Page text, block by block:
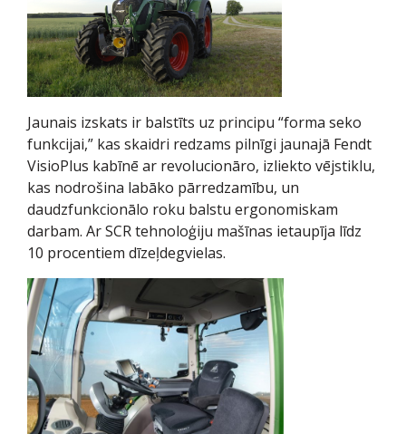
Jaunais izskats ir balstīts uz principu “forma seko
funkcijai,” kas skaidri redzams pilnīgi jaunajā Fendt
VisioPlus kabīnē ar revolucionāro, izliekto vējstiklu,
kas nodrošina labāko pārredzamību, un
daudzfunkcionālo roku balstu ergonomiskam
darbam. Ar SCR tehnoloģiju mašīnas ietaupīja līdz
10 procentiem dīzeļdegvielas.